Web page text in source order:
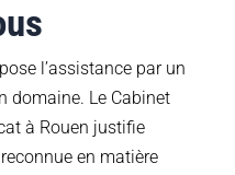
l’assistance par un
domaine. Le Cabinet
à Rouen justifie
en matière